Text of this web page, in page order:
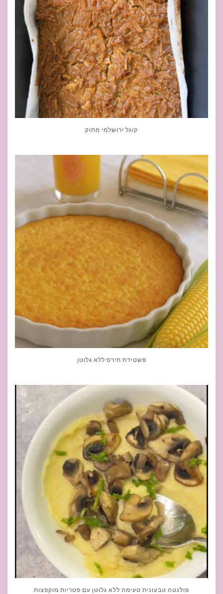
קוגל ירושלמי מתוק
פשטידת תירס ללא גלוטן
פולנטה טבעונית טעימה ללא גלוטן עם פטריות מוקפצות